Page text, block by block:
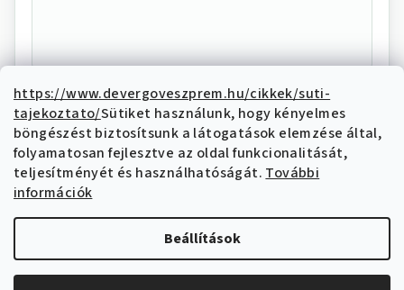
https://www.devergoveszprem.hu/cikkek/suti-
tajekoztato/Sütiket használunk, hogy kényelmes
böngészést biztosítsunk a látogatások elemzése által,
folyamatosan fejlesztve az oldal funkcionalitását,
teljesítményét és használhatóságát. További
információk
Beállítások
Az "Elállás megerősítése"
megnyomásával Ön elektronikus úton
elállási nyilatkozatot tesz és nyilatkozik,
hogy megismerte és elfogadja az elállási
funkcióval kapcsolatban az
tájékoztatóbanírtakat.